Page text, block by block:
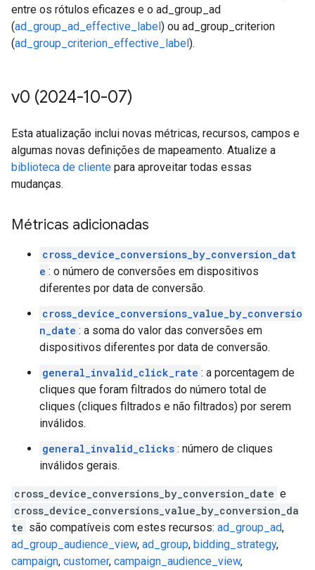
entre os rótulos eficazes e o ad_group_ad
(ad_group_ad_effective_label) ou ad_group_criterion
(ad_group_criterion_effective_label).
v0 (2024-10-07)
Esta atualização inclui novas métricas, recursos, campos e
algumas novas definições de mapeamento. Atualize a
biblioteca de cliente para aproveitar todas essas
mudanças.
Métricas adicionadas
cross_device_conversions_by_conversion_dat
e : o número de conversões em dispositivos
diferentes por data de conversão.
cross_device_conversions_value_by_conversio
n_date : a soma do valor das conversões em
dispositivos diferentes por data de conversão.
general_invalid_click_rate : a porcentagem de
cliques que foram filtrados do número total de
cliques (cliques filtrados e não filtrados) por serem
inválidos.
general_invalid_clicks : número de cliques
inválidos gerais.
cross_device_conversions_by_conversion_date e
cross_device_conversions_value_by_conversion_da
te são compatíveis com estes recursos: ad_group_ad,
ad_group_audience_view, ad_group, bidding_strategy,
campaign, customer, campaign_audience_view,